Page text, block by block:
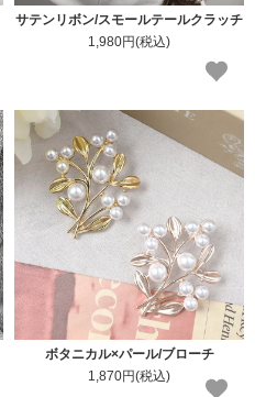
サテンリボン/スモールテールクラッチ
1,980円(税込)
ボタニカル×パール/ブローチ
1,870円(税込)